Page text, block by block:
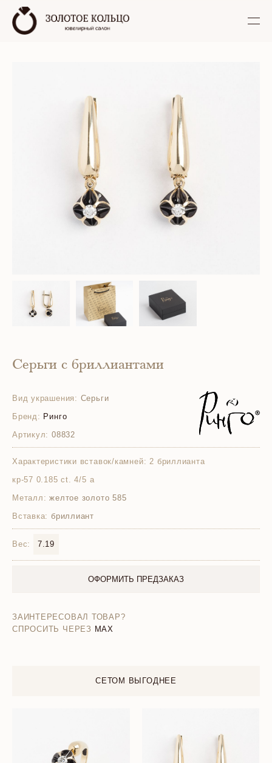
Серьги с бриллиантами
Вид украшения: Серьги
Бренд: Ринго
Артикул: 08832
Характеристики вставок/камней: 2 бриллианта
кр-57 0.185 ct. 4/5 а
Металл: желтое золото 585
Вставка: бриллиант
Вес: 7.19
ОФОРМИТЬ ПРЕДЗАКАЗ
ЗАИНТЕРЕСОВАЛ ТОВАР?
СПРОСИТЬ ЧЕРЕЗ MAX
СЕТОМ ВЫГОДНЕЕ